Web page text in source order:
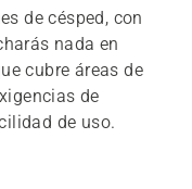
de césped, con
nada en
cubre áreas de
de
de uso.